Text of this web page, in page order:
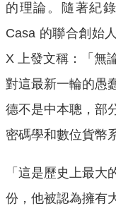
的理論。隨著紀
Casa 的聯合創始
X 上發文稱：「無
對這最新一輪的愚
德不是中本聰，部
密碼學和數位貨幣
「這是歷史上最
份，他被認為擁有